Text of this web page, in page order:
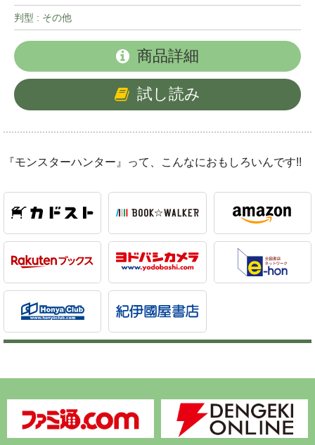
判型 : その他
商品詳細
試し読み
『モンスターハンター』って、こんなにおもしろいんです!!